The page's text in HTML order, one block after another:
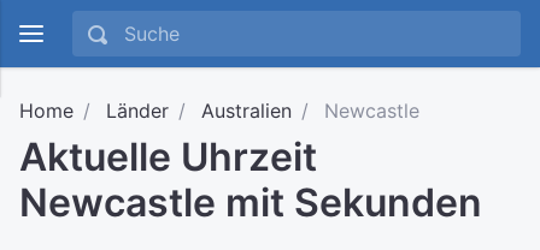
Home Länder Australien Newcastle
Aktuelle Uhrzeit
Newcastle mit Sekunden